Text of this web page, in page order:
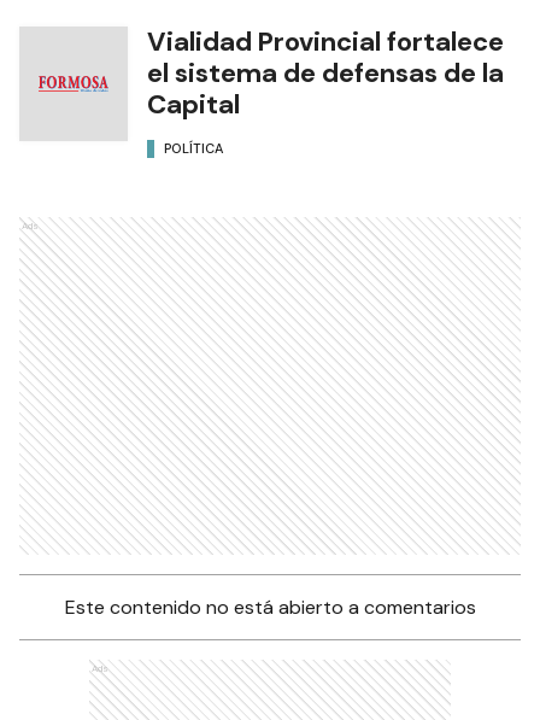
Vialidad Provincial fortalece
el sistema de defensas de la
Capital
POLÍTICA
Ads
Este contenido no está abierto a comentarios
Ads